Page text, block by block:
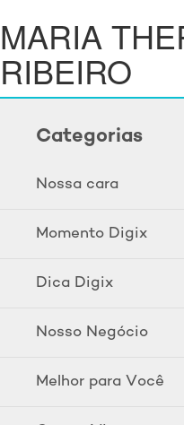
MARIA
RIBEIRO
Categorias
Nossa cara
Momento Digix
Dica Digix
Nosso Negócio
Melhor para Você